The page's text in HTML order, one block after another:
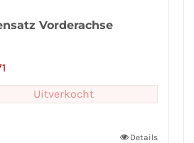
Vorderachse
Uitverkocht
Details